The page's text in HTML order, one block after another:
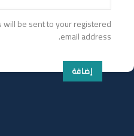
be sent to your registered
email address.